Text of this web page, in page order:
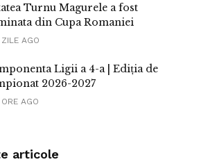
Turnu Magurele a fost
din Cupa Romaniei
AGO
Ligii a 4-a | Ediția de
2026-2027
AGO
articole